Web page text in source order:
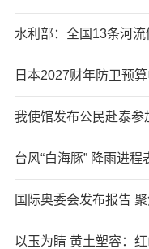
水利部：全国13条河
日本2027财年防卫预
我使馆发布公民赴泰参
台风“白海豚” 降雨进
国际奥委会发布报告
以玉为睛 黄土塑容：